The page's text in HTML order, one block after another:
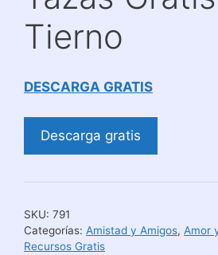
Tierno
DESCARGA GRATIS
Descarga gratis
SKU: 791
Categorías: Amistad y Amigos, Amor
Recursos Gratis